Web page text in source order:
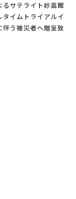
るサテライト妙高館
イムトライアルイ
う被災者へ贈呈致